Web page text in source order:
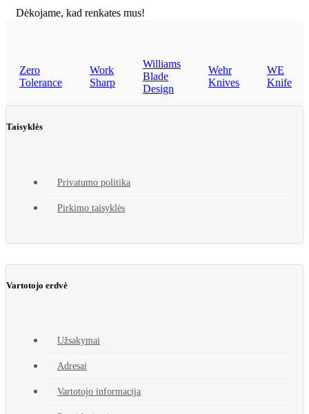
Dėkojame, kad renkates mus!
Zero
Tolerance
Work
Sharp
Williams
Blade
Design
Wehr
Knives
WE
Knife
Taisyklės
Privatumo politika
Pirkimo taisyklės
Vartotojo erdvė
Užsakymai
Adresai
Vartotojo informacija